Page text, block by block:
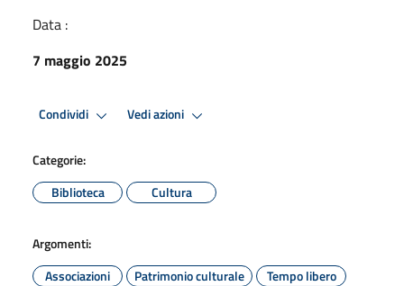
Data :
7 maggio 2025
Condividi Vedi azioni
Categorie:
Biblioteca
Cultura
Argomenti:
Associazioni
Patrimonio culturale Tempo libero